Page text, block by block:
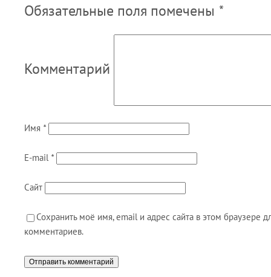
Обязательные поля помечены *
Комментарий
Имя *
E-mail *
Сайт
Сохранить моё имя, email и адрес сайта в этом браузере
комментариев.